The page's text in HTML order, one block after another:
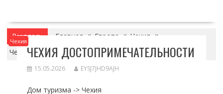
Вы здесь Главная Европа
Чехия
Чехия достопримечательности
Чехия
ЧЕХИЯ ДОСТОПРИМЕЧАТЕЛЬНОСТИ
15.05.2026 EYSJ7JHD9AJH
Дом туризма -> Чехия